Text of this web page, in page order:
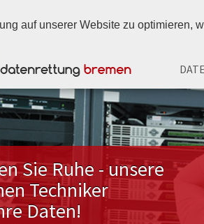
auf unserer Website zu optimieren,
Sie Ruhe - unsere
Techniker
Daten!